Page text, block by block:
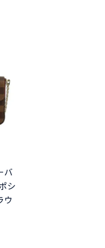
バ
シ
ウ